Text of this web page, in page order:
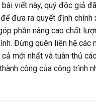
bài viết này, quý độc giả
đưa ra quyết định chính
phần nâng cao chất
Đừng quên liên hệ các
mới nhất và tuân thủ
công của công trình